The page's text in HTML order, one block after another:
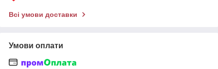
Всі умови доставки
Умови оплати